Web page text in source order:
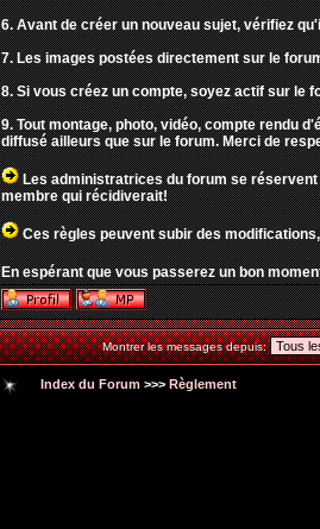
6. Avant de créer un nouveau sujet, vérifiez
7. Les images postées directement sur le
8. Si vous créez un compte, soyez actif sur le
9. Tout montage, photo, vidéo, compte rendu
diffusé ailleurs que sur le forum. Merci de
Les administratrices du forum se
membre qui récidiverait!
Ces règles peuvent subir des
En espérant que vous passerez un bon
Montrer les messages depuis:
Index du Forum >>> Règlement